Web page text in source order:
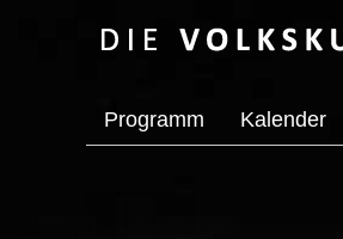
Programm Kalender